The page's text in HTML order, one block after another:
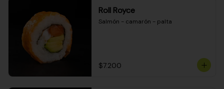
Roll Royce
Salmón - camarón - palta
$7.200